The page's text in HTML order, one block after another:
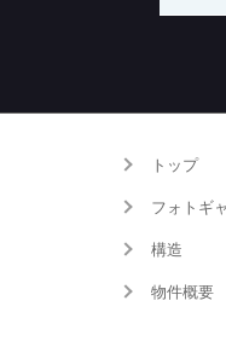
トップ
フォトギ
構造
物件概要